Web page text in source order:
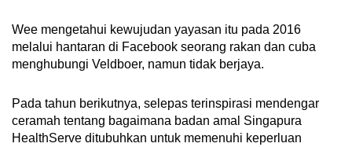
Wee mengetahui kewujudan yayasan itu pada 2016
melalui hantaran di Facebook seorang rakan dan cuba
menghubungi Veldboer, namun tidak berjaya.
Pada tahun berikutnya, selepas terinspirasi mendengar
ceramah tentang bagaimana badan amal Singapura
HealthServe ditubuhkan untuk memenuhi keperluan